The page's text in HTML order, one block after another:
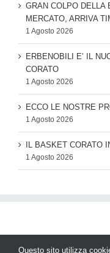
GRAN COLPO DELLA
MERCATO, ARRIVA
1 Agosto 2026
ERBENOBILI E’ IL
CORATO
1 Agosto 2026
ECCO LE NOSTRE
1 Agosto 2026
IL BASKET CORATO
1 Agosto 2026
Questo sito utilizza